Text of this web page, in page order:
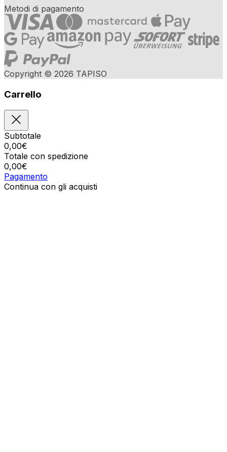
Metodi di pagamento
Copyright © 2026 TAPISO
Carrello
Subtotale
0,00€
Totale con spedizione
0,00€
Pagamento
Continua con gli acquisti